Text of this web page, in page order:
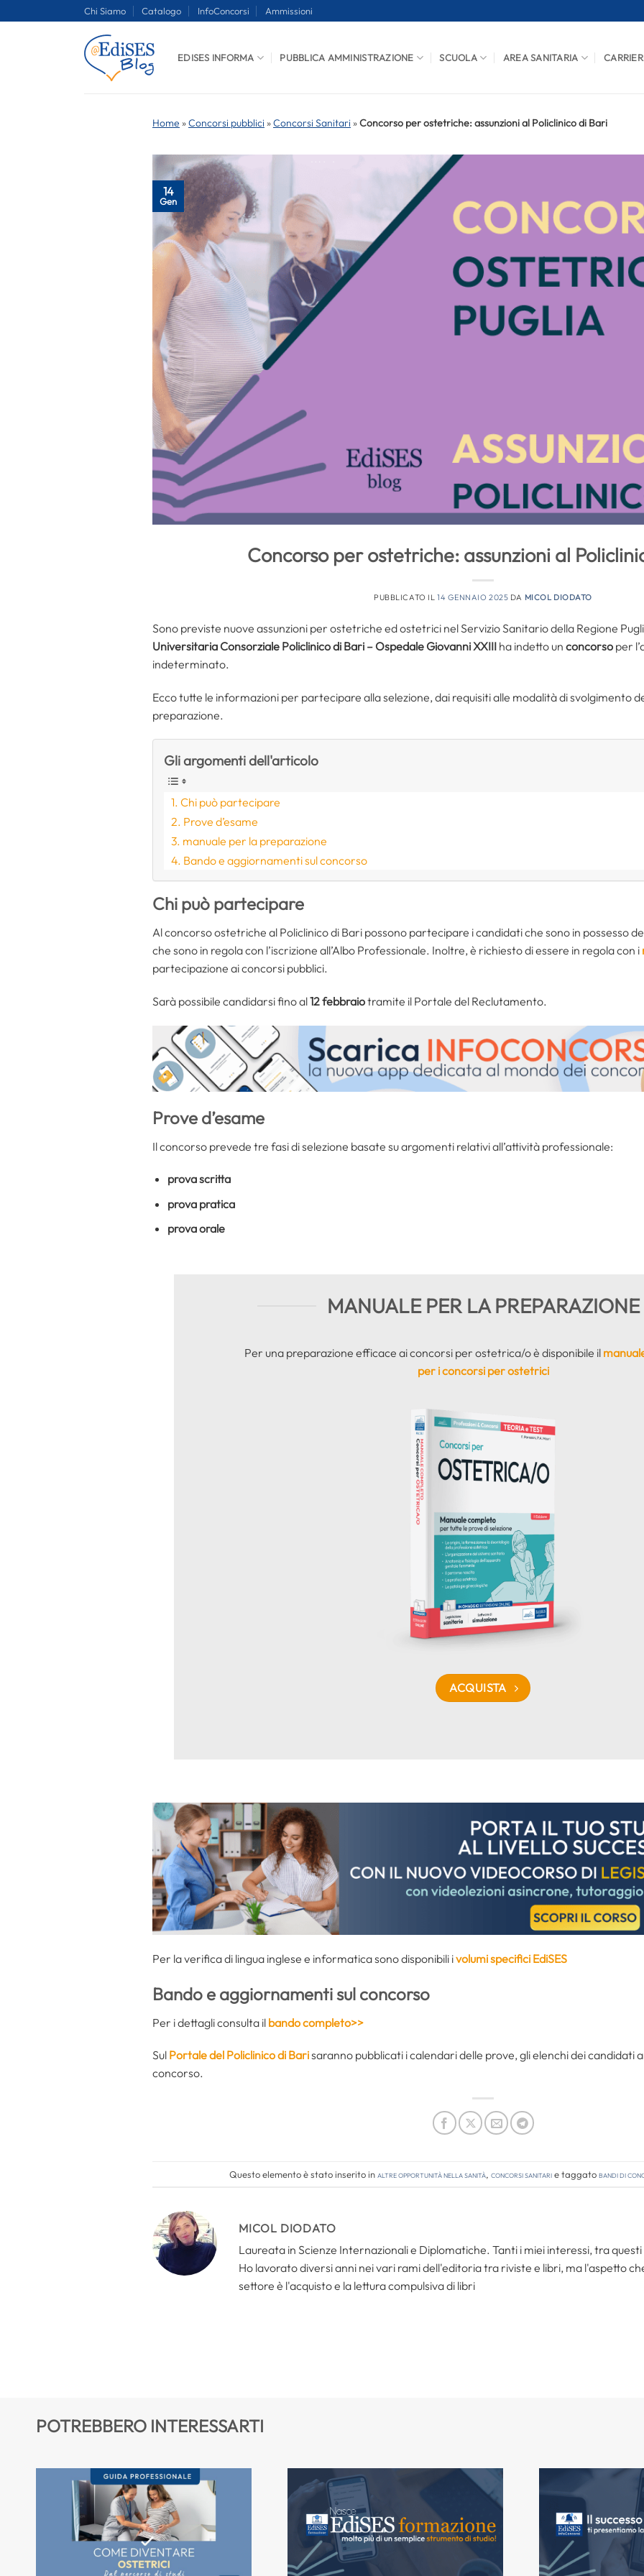
Chi Siamo Catalogo InfoConcorsi Ammissioni
EDISES INFORMA PUBBLICA AMMINISTRAZIONE SCUOLA AREA SANITARIA
Home »Concorsi pubblici »Concorsi Sanitari »Concorso per ostetriche: assunzioni al Policlinico di Bari
14
Gen
Concorso per ostetriche: assunzioni al
PUBBLICATO IL 14 GENNAIO 2025 DA MICOL DIODATO
Sono previste nuove assunzioni per ostetriche ed ostetrici nel Servizio Sanitario della Regione
Universitaria Consorziale Policlinico di Bari – Ospedale Giovanni XXIII ha indetto un concorso per
indeterminato.
Ecco tutte le informazioni per partecipare alla selezione, dai requisiti alle modalità di svolgimento
preparazione.
Gli argomenti dell'articolo
Chi può partecipare
Prove d’esame
manuale per la preparazione
Bando e aggiornamenti sul concorso
Chi può partecipare
Al concorso ostetriche al Policlinico di Bari possono partecipare i candidati che sono in possesso
che sono in regola con l’iscrizione all’Albo Professionale. Inoltre, è richiesto di essere in regola con i
partecipazione ai concorsi pubblici.
Sarà possibile candidarsi fino al12 febbraiotramite il Portale del Reclutamento.
Prove d’esame
Il concorso prevede tre fasi di selezione basate su argomenti relativi all’attività professionale:
prova scritta
prova pratica
prova orale
MANUALE PER LA PREPARAZIONE
Per una preparazione efficace ai concorsi per ostetrica/o è disponibile il
per i concorsi per ostetrici
ACQUISTA
Per la verifica di lingua inglese e informatica sono disponibili ivolumi specifici EdiSES
Bando e aggiornamenti sul concorso
Per i dettagli consulta il bando completo>>
Sul Portale del Policlinico di Barisaranno pubblicati i calendari delle prove, gli elenchi dei candidati
concorso.
Questo elemento è stato inserito in Altre opportunità nella sanità, Concorsi Sanitarie taggatobandi di
MICOL DIODATO
Laureata in Scienze Internazionali e Diplomatiche. Tanti i miei interessi, tra
Ho lavorato diversi anni nei vari rami dell'editoria tra riviste e libri, ma l'aspetto
settore è l'acquisto e la lettura compulsiva di libri
POTREBBERO INTERESSARTI